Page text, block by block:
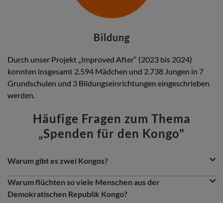
Bildung
Durch unser Projekt „Improved After“ (2023 bis 2024)
konnten insgesamt 2.594 Mädchen und 2.738 Jungen in 7
Grundschulen und 3 Bildungseinrichtungen eingeschrieben
werden.
Häufige Fragen zum Thema
„Spenden für den Kongo"
Question
Answer
Question
Warum gibt es zwei Kongos?
Länder, die aber historisch eng miteinander verbunden
waren: Die Demokratische Republik Kongo (DRK) und die
Question
Warum flüchten so viele Menschen aus der
Demokratischen Republik Kongo?